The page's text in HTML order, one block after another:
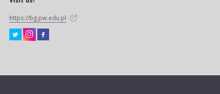
https://bg.pw.edu.pl